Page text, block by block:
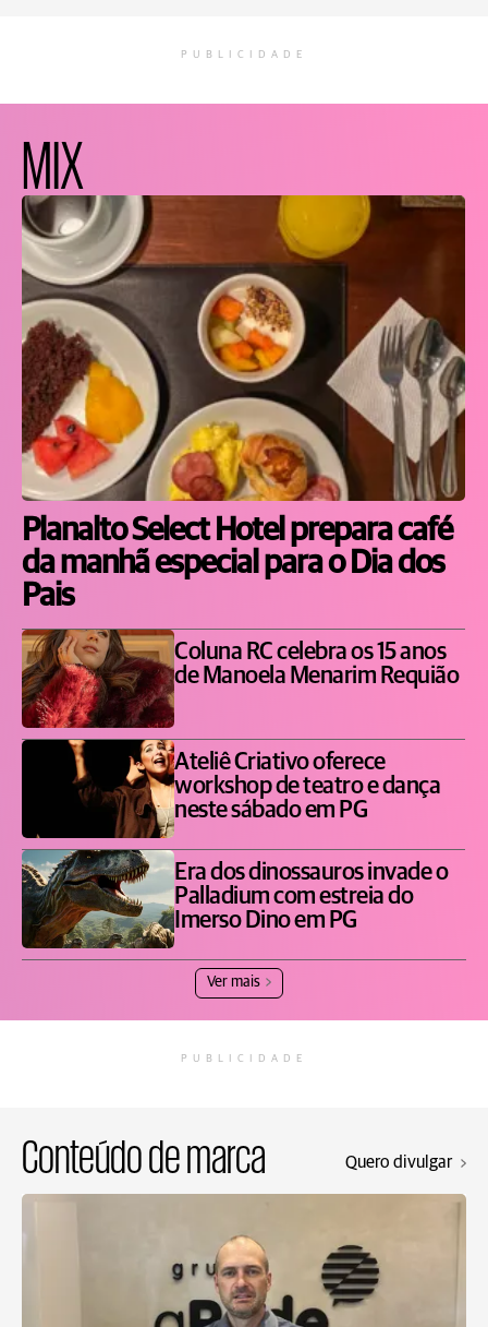
PUBLICIDADE
MIX
Planalto Select Hotel prepara café
da manhã especial para o Dia dos
Pais
Coluna RC celebra os 15 anos
de Manoela Menarim Requião
Ateliê Criativo oferece
workshop de teatro e dança
neste sábado em PG
Era dos dinossauros invade o
Palladium com estreia do
Imerso Dino em PG
Ver mais
PUBLICIDADE
Conteúdo de marca Quero divulgar